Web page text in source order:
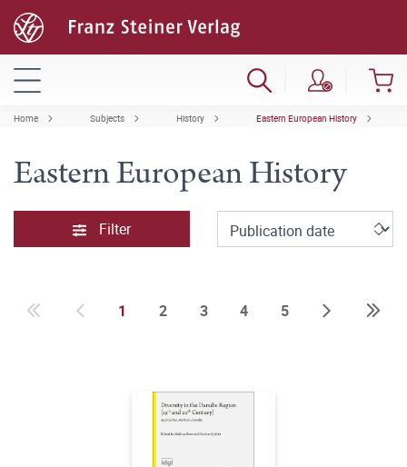
Home Subjects History Eastern European History
Eastern European History
Filter
1 2 3 4 5